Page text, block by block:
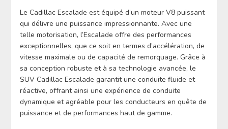
Le Cadillac Escalade est équipé d’un moteur V8 puissant
qui délivre une puissance impressionnante. Avec une
telle motorisation, l’Escalade offre des performances
exceptionnelles, que ce soit en termes d’accélération, de
vitesse maximale ou de capacité de remorquage. Grâce à
sa conception robuste et à sa technologie avancée, le
SUV Cadillac Escalade garantit une conduite fluide et
réactive, offrant ainsi une expérience de conduite
dynamique et agréable pour les conducteurs en quête de
puissance et de performances haut de gamme.